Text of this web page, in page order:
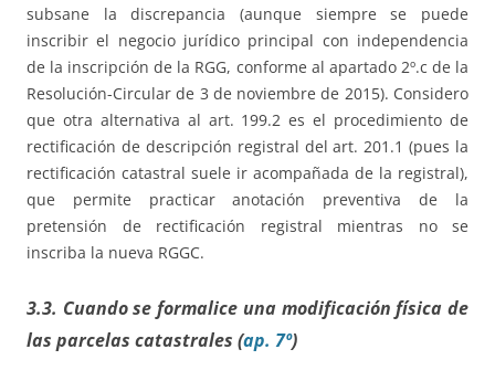
subsane la discrepancia (aunque siempre se puede
inscribir el negocio jurídico principal con independencia
de la inscripción de la RGG, conforme al apartado 2º.c de la
Resolución-Circular de 3 de noviembre de 2015). Considero
que otra alternativa al art. 199.2 es el procedimiento de
rectificación de descripción registral del art. 201.1 (pues la
rectificación catastral suele ir acompañada de la registral),
que permite practicar anotación preventiva de la
pretensión de rectificación registral mientras no se
inscriba la nueva RGGC.
3.3. Cuando se formalice una modificación física de
las parcelas catastrales (ap. 7º)